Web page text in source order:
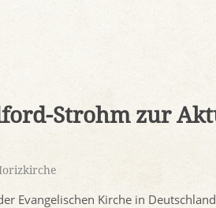
Strohm zur
Evangelischen Kirche in